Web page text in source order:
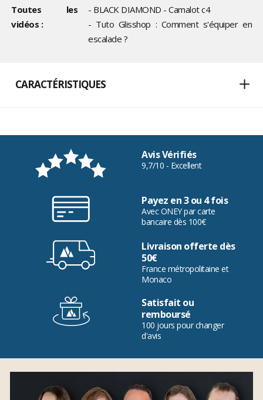
Toutes les
vidéos :
- BLACK DIAMOND - Camalot c4
- Tuto Glisshop : Comment s'équiper en
escalade ?
CARACTÉRISTIQUES
Avis Vérifiés
9,7/10 - Excellent
Payez en 3 ou 4 fois
Avec ONEY par carte
bancaire dès 100€
Livraison offerte dès
50€
France métropolitaine et
Monaco
Satisfait ou
remboursé
100 jours pour changer
d'avis